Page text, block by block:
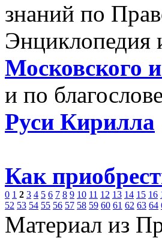
знаний по
Энциклопедия
Московского
и по
Руси Кирилла
Как
0 1 2 3 4 5 6 7 8 9 10 11 12 13 14 15 16
52 53 54 55 56 57 58 59 60 61 62 63 64
Материал из